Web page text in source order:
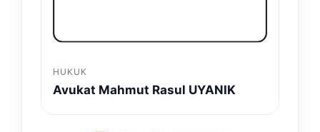
HUKUK
Avukat Mahmut Rasul UYANIK